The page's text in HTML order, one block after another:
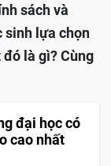
sách và
sinh lựa chọn
là gì? Cùng
đại học có
cao nhất